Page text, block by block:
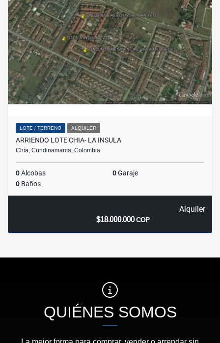
LOTE / TERRENO ALQUILER
ARRIENDO LOTE CHIA- LA INSULA
Chia, Cundinamarca, Colombia
0Alcobas 0Garaje
0 Baños
Alquiler
$18.000.000COP
QUIÉNES SOMOS